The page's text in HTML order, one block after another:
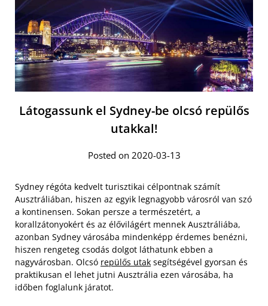
Látogassunk el Sydney-be olcsó repülős
utakkal!
Posted on 2020-03-13
Sydney régóta kedvelt turisztikai célpontnak számít
Ausztráliában, hiszen az egyik legnagyobb városról van szó
a kontinensen. Sokan persze a természetért, a
korallzátonyokért és az élővilágért mennek Ausztráliába,
azonban Sydney városába mindenképp érdemes benézni,
hiszen rengeteg csodás dolgot láthatunk ebben a
nagyvárosban. Olcsó repülős utak segítségével gyorsan és
praktikusan el lehet jutni Ausztrália ezen városába, ha
időben foglalunk járatot.